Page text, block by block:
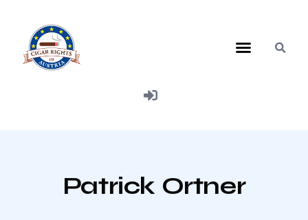
Patrick Ortner